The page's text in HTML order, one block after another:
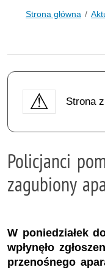
Strona główna
Strona
Policjanci
zagubiony
W poniedziałek
wpłynęło
przenośnego